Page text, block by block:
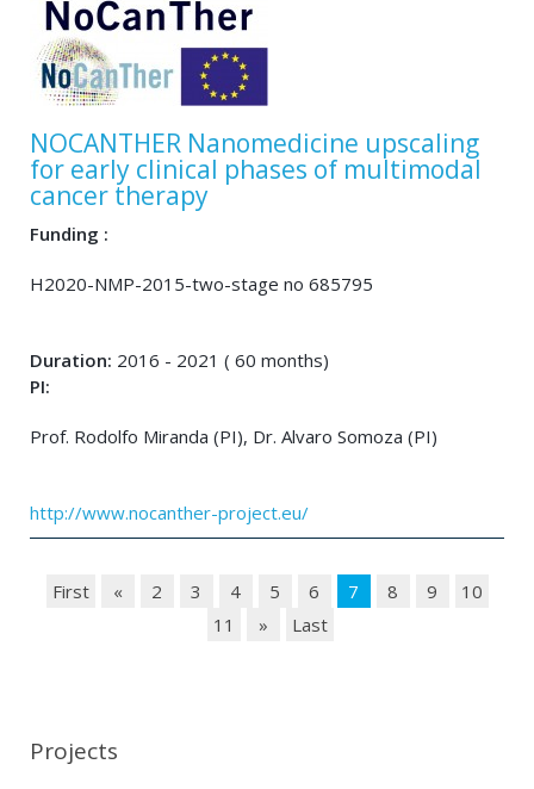
NOCANTHER Nanomedicine upscaling
for early clinical phases of multimodal
cancer therapy
Funding :
H2020-NMP-2015-two-stage no 685795
Duration: 2016 - 2021 ( 60 months)
PI:
Prof. Rodolfo Miranda (PI), Dr. Alvaro Somoza (PI)
http://www.nocanther-project.eu/
First « 2 3 4 5 6 7 8 9
10
11
» Last
Projects